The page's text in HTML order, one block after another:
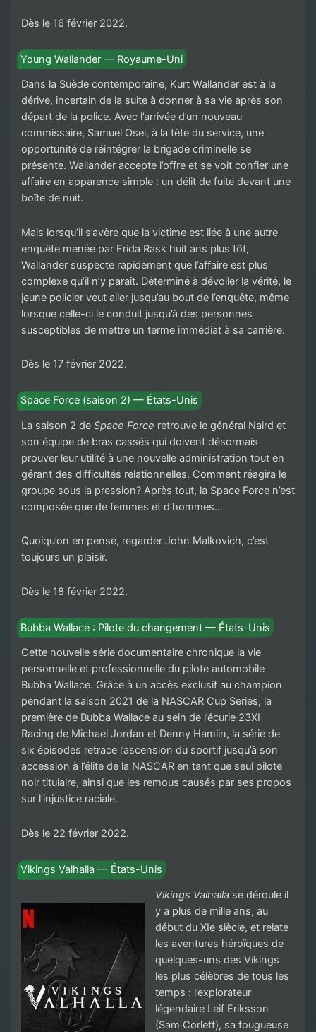
Dès le 16 février 2022.
Young Wallander — Royaume-Uni
Dans la Suède contemporaine, Kurt Wallander est à la
dérive, incertain de la suite à donner à sa vie après son
départ de la police. Avec l’arrivée d’un nouveau
commissaire, Samuel Osei, à la tête du service, une
opportunité de réintégrer la brigade criminelle se
présente. Wallander accepte l’offre et se voit confier une
affaire en apparence simple : un délit de fuite devant une
boîte de nuit.
Mais lorsqu’il s’avère que la victime est liée à une autre
enquête menée par Frida Rask huit ans plus tôt,
Wallander suspecte rapidement que l’affaire est plus
complexe qu’il n’y paraît. Déterminé à dévoiler la vérité, le
jeune policier veut aller jusqu’au bout de l’enquête, même
lorsque celle-ci le conduit jusqu’à des personnes
susceptibles de mettre un terme immédiat à sa carrière.
Dès le 17 février 2022.
Space Force (saison 2) — États-Unis
La saison 2 de Space Force retrouve le général Naird et
son équipe de bras cassés qui doivent désormais
prouver leur utilité à une nouvelle administration tout en
gérant des difficultés relationnelles. Comment réagira le
groupe sous la pression? Après tout, la Space Force n’est
composée que de femmes et d’hommes…
Quoiqu’on en pense, regarder John Malkovich, c’est
toujours un plaisir.
Dès le 18 février 2022.
Bubba Wallace : Pilote du changement — États-Unis
Cette nouvelle série documentaire chronique la vie
personnelle et professionnelle du pilote automobile
Bubba Wallace. Grâce à un accès exclusif au champion
pendant la saison 2021 de la NASCAR Cup Series, la
première de Bubba Wallace au sein de l’écurie 23XI
Racing de Michael Jordan et Denny Hamlin, la série de
six épisodes retrace l’ascension du sportif jusqu’à son
accession à l’élite de la NASCAR en tant que seul pilote
noir titulaire, ainsi que les remous causés par ses propos
sur l’injustice raciale.
Dès le 22 février 2022.
Vikings Valhalla — États-Unis
Vikings Valhallase déroule il
y a plus de mille ans, au
début du XIe siècle, et relate
les aventures héroïques de
quelques-uns des Vikings
les plus célèbres de tous les
temps : l’explorateur
légendaire Leif Eriksson
(Sam Corlett), sa fougueuse